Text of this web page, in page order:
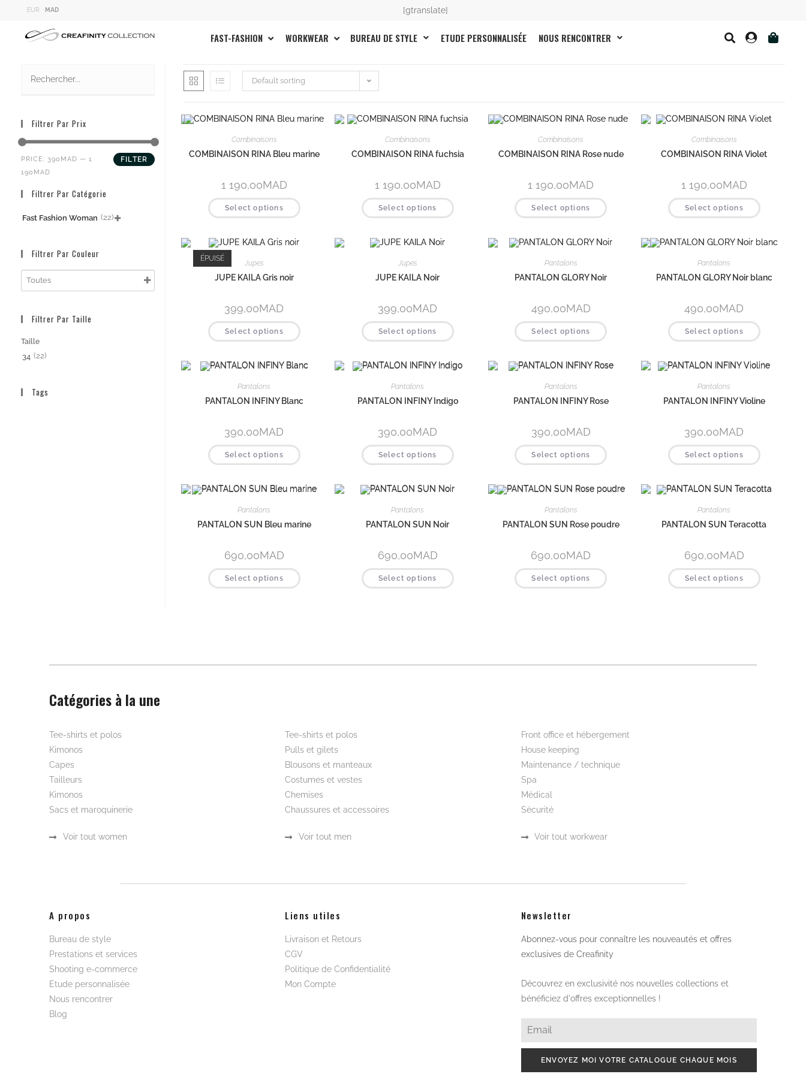
EUR MAD [gtranslate]
FAST-FASHION WORKWEAR BUREAU DE STYLE ETUDE PERSONNALISÉE NOUS RENCONTRER
Filtrer Par Prix
FILTER
PRICE:390MAD —1
190MAD
Filtrer Par Catégorie
Fast Fashion Woman (22)
Filtrer Par Couleur
Filtrer Par Taille
Taille
34 (22)
Tags
Default sorting
Combinaisons
COMBINAISON RINA Bleu marine
1 190,00MAD
Select options
Combinaisons
COMBINAISON RINA fuchsia
1 190,00MAD
Select options
Combinaisons
COMBINAISON RINA Rose nude
1 190,00MAD
Select options
Combinaisons
COMBINAISON RINA Violet
1 190,00MAD
Select options
ÉPUISÉ
Jupes
JUPE KAILA Gris noir
399,00MAD
Select options
Jupes
JUPE KAILA Noir
399,00MAD
Select options
Pantalons
PANTALON GLORY Noir
490,00MAD
Select options
Pantalons
PANTALON GLORY Noir blanc
490,00MAD
Select options
Pantalons
PANTALON INFINY Blanc
390,00MAD
Select options
Pantalons
PANTALON INFINY Indigo
390,00MAD
Select options
Pantalons
PANTALON INFINY Rose
390,00MAD
Select options
Pantalons
PANTALON INFINY Violine
390,00MAD
Select options
Pantalons
PANTALON SUN Bleu marine
690,00MAD
Select options
Pantalons
PANTALON SUN Noir
690,00MAD
Select options
Pantalons
PANTALON SUN Rose poudre
690,00MAD
Select options
Pantalons
PANTALON SUN Teracotta
690,00MAD
Select options
Catégories à la une
Beautywear pour elle
Tee-shirts et polos
Kimonos
Capes
Tailleurs
Kimonos
Sacs et maroquinerie
Voir tout women
Tee-shirts et polos
Pulls et gilets
Blousons et manteaux
Costumes et vestes
Chemises
Chaussures et accessoires
Voir tout men
Front office et hébergement
House keeping
Maintenance / technique
Spa
Médical
Sécurité
Voir tout workwear
A propos
Bureau de style
Prestations et services
Shooting e-commerce
Etude personnalisée
Nous rencontrer
Blog
Liens utiles
Livraison et Retours
CGV
Politique de Confidentialité
Mon Compte
Newsletter
Abonnez-vous pour connaître les nouveautés et offres
exclusives de Creafinity
Découvrez en exclusivité nos nouvelles collections et
bénéficiez d'offres exceptionnelles !
ENVOYEZ MOI VOTRE CATALOGUE CHAQUE MOIS